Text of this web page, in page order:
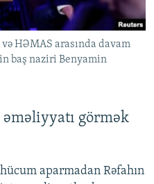
HƏMAS arasında davam
baş naziri Benyamin
görmək
aparmadan Rəfahın